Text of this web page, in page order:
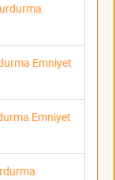
Emniyet
Emniyet